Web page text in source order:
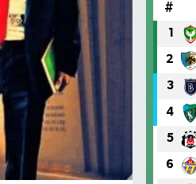
#
1
2
3
4
5
6